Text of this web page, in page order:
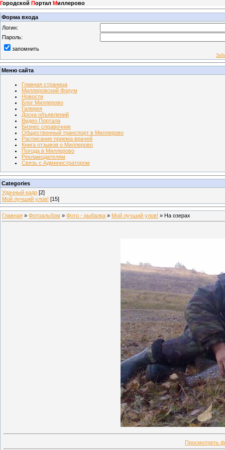
Городской Портал Миллерово
Форма входа
Логин:
Пароль:
запомнить
Меню сайта
Главная страница
Миллеровский Форум
Новости
Блог Миллерово
Галерея
Доска объявлений
Видео Портала
Бизнес справочник
Общественный транспорт в Миллерово
Расписание приема врачей
Книга отзывов о Миллерово
Погода в Миллерово
Рекламодателям
Связь с Администратором
Categories
Удачный кадр [2]
Мой лучший улов! [15]
Главная » Фотоальбом » Фото - рыбалка » Мой лучший улов! » На озерах
Просмотреть